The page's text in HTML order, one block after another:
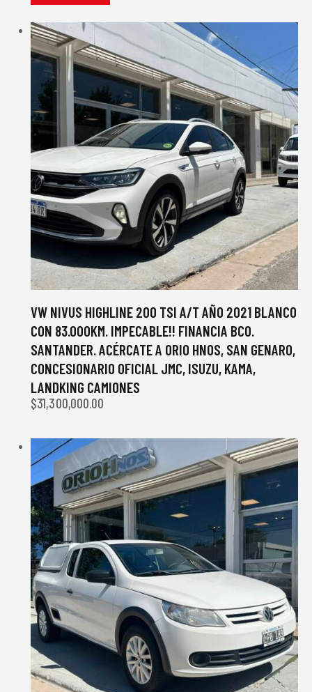
VW NIVUS HIGHLINE 200 TSI A/T AÑO 2021 BLANCO
CON 83.000KM. IMPECABLE!! FINANCIA BCO.
SANTANDER. ACÉRCATE A ORIO HNOS, SAN GENARO,
CONCESIONARIO OFICIAL JMC, ISUZU, KAMA,
LANDKING CAMIONES
$31,300,000.00